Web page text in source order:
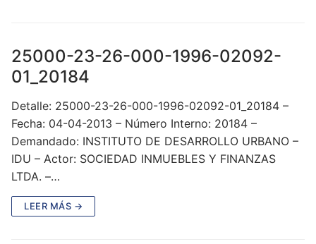
25000-23-26-000-1996-02092-
01_20184
Detalle: 25000-23-26-000-1996-02092-01_20184 –
Fecha: 04-04-2013 – Número Interno: 20184 –
Demandado: INSTITUTO DE DESARROLLO URBANO –
IDU – Actor: SOCIEDAD INMUEBLES Y FINANZAS
LTDA. –…
LEER MÁS →